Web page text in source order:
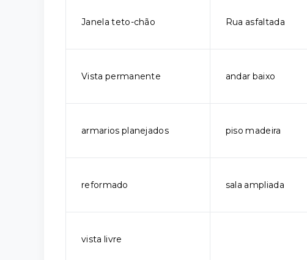
Janela teto-chão Rua asfaltada
Vista permanente andar baixo
armarios planejados piso madeira
reformado sala ampliada
vista livre